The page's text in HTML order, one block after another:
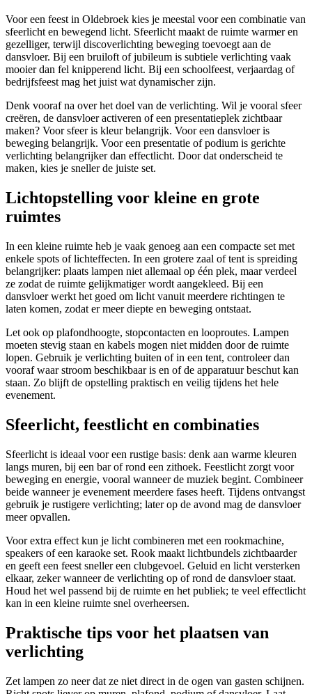
Voor een feest in Oldebroek kies je meestal voor een combinatie van
sfeerlicht en bewegend licht. Sfeerlicht maakt de ruimte warmer en
gezelliger, terwijl discoverlichting beweging toevoegt aan de
dansvloer. Bij een bruiloft of jubileum is subtiele verlichting vaak
mooier dan fel knipperend licht. Bij een schoolfeest, verjaardag of
bedrijfsfeest mag het juist wat dynamischer zijn.
Denk vooraf na over het doel van de verlichting. Wil je vooral sfeer
creëren, de dansvloer activeren of een presentatieplek zichtbaar
maken? Voor sfeer is kleur belangrijk. Voor een dansvloer is
beweging belangrijk. Voor een presentatie of podium is gerichte
verlichting belangrijker dan effectlicht. Door dat onderscheid te
maken, kies je sneller de juiste set.
Lichtopstelling voor kleine en grote
ruimtes
In een kleine ruimte heb je vaak genoeg aan een compacte set met
enkele spots of lichteffecten. In een grotere zaal of tent is spreiding
belangrijker: plaats lampen niet allemaal op één plek, maar verdeel
ze zodat de ruimte gelijkmatiger wordt aangekleed. Bij een
dansvloer werkt het goed om licht vanuit meerdere richtingen te
laten komen, zodat er meer diepte en beweging ontstaat.
Let ook op plafondhoogte, stopcontacten en looproutes. Lampen
moeten stevig staan en kabels mogen niet midden door de ruimte
lopen. Gebruik je verlichting buiten of in een tent, controleer dan
vooraf waar stroom beschikbaar is en of de apparatuur beschut kan
staan. Zo blijft de opstelling praktisch en veilig tijdens het hele
evenement.
Sfeerlicht, feestlicht en combinaties
Sfeerlicht is ideaal voor een rustige basis: denk aan warme kleuren
langs muren, bij een bar of rond een zithoek. Feestlicht zorgt voor
beweging en energie, vooral wanneer de muziek begint. Combineer
beide wanneer je evenement meerdere fases heeft. Tijdens ontvangst
gebruik je rustigere verlichting; later op de avond mag de dansvloer
meer opvallen.
Voor extra effect kun je licht combineren met een rookmachine,
speakers of een karaoke set. Rook maakt lichtbundels zichtbaarder
en geeft een feest sneller een clubgevoel. Geluid en licht versterken
elkaar, zeker wanneer de verlichting op of rond de dansvloer staat.
Houd het wel passend bij de ruimte en het publiek; te veel effectlicht
kan in een kleine ruimte snel overheersen.
Praktische tips voor het plaatsen van
verlichting
Zet lampen zo neer dat ze niet direct in de ogen van gasten schijnen.